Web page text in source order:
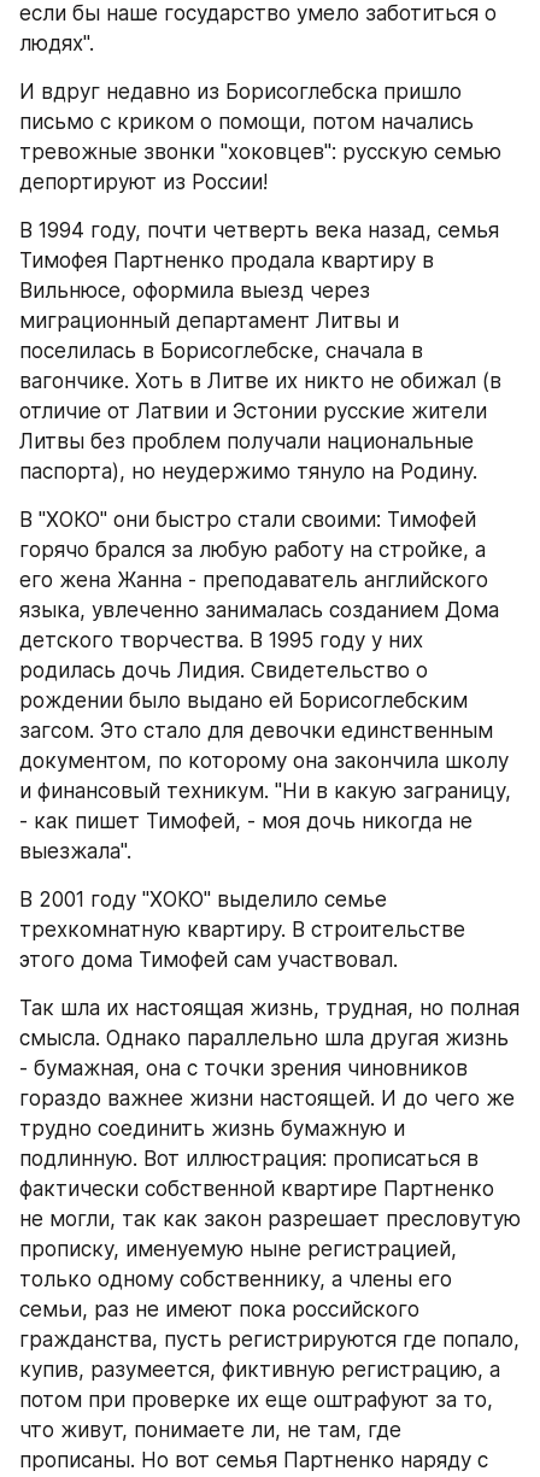
если бы наше государство умело заботиться о
людях".
И вдруг недавно из Борисоглебска пришло
письмо с криком о помощи, потом начались
тревожные звонки "хоковцев": русскую семью
депортируют из России!
В 1994 году, почти четверть века назад, семья
Тимофея Партненко продала квартиру в
Вильнюсе, оформила выезд через
миграционный департамент Литвы и
поселилась в Борисоглебске, сначала в
вагончике. Хоть в Литве их никто не обижал (в
отличие от Латвии и Эстонии русские жители
Литвы без проблем получали национальные
паспорта), но неудержимо тянуло на Родину.
В "ХОКО" они быстро стали своими: Тимофей
горячо брался за любую работу на стройке, а
его жена Жанна - преподаватель английского
языка, увлеченно занималась созданием Дома
детского творчества. В 1995 году у них
родилась дочь Лидия. Свидетельство о
рождении было выдано ей Борисоглебским
загсом. Это стало для девочки единственным
документом, по которому она закончила школу
и финансовый техникум. "Ни в какую заграницу,
- как пишет Тимофей, - моя дочь никогда не
выезжала".
В 2001 году "ХОКО" выделило семье
трехкомнатную квартиру. В строительстве
этого дома Тимофей сам участвовал.
Так шла их настоящая жизнь, трудная, но полная
смысла. Однако параллельно шла другая жизнь
- бумажная, она с точки зрения чиновников
гораздо важнее жизни настоящей. И до чего же
трудно соединить жизнь бумажную и
подлинную. Вот иллюстрация: прописаться в
фактически собственной квартире Партненко
не могли, так как закон разрешает пресловутую
прописку, именуемую ныне регистрацией,
только одному собственнику, а члены его
семьи, раз не имеют пока российского
гражданства, пусть регистрируются где попало,
купив, разумеется, фиктивную регистрацию, а
потом при проверке их еще оштрафуют за то,
что живут, понимаете ли, не там, где
прописаны. Но вот семья Партненко наряду с